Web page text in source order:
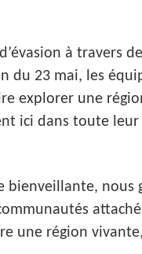
à travers
du 23 mai, les
explorer une
ici dans toute leur
bienveillante, nous
une région vivante,